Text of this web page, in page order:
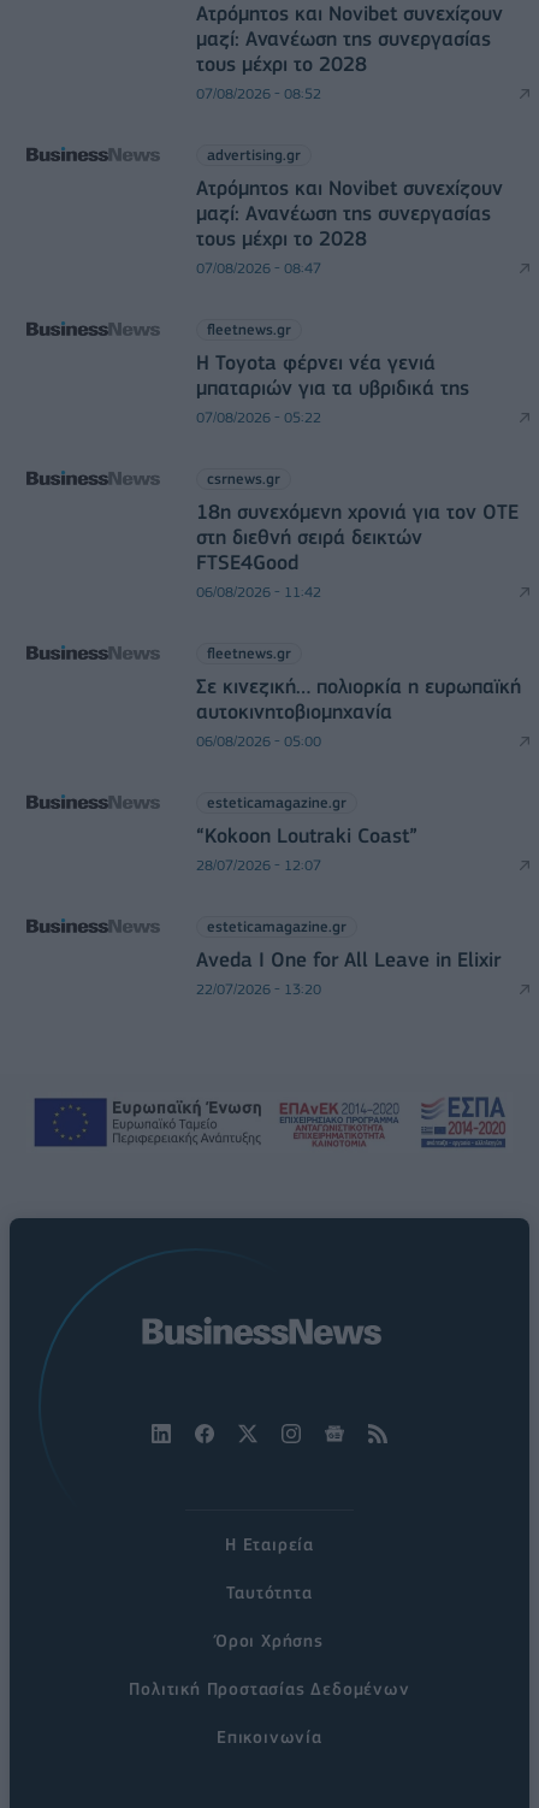
Ατρόμητος και Novibet συνεχίζουν
μαζί: Ανανέωση της συνεργασίας
τους μέχρι το 2028
07/08/2026 - 08:52
advertising.gr
Ατρόμητος και Novibet συνεχίζουν
μαζί: Ανανέωση της συνεργασίας
τους μέχρι το 2028
07/08/2026 - 08:47
fleetnews.gr
Η Toyota φέρνει νέα γενιά
μπαταριών για τα υβριδικά της
07/08/2026 - 05:22
csrnews.gr
18η συνεχόμενη χρονιά για τον ΟΤΕ
στη διεθνή σειρά δεικτών
FTSE4Good
06/08/2026 - 11:42
fleetnews.gr
Σε κινεζική… πολιορκία η ευρωπαϊκή
αυτοκινητοβιομηχανία
06/08/2026 - 05:00
esteticamagazine.gr
“Kokoon Loutraki Coast”
28/07/2026 - 12:07
esteticamagazine.gr
Aveda I One for All Leave in Elixir
22/07/2026 - 13:20
Η Εταιρεία
Ταυτότητα
Όροι Χρήσης
Πολιτική Προστασίας Δεδομένων
Επικοινωνία